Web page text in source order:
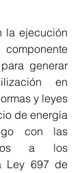
la ejecución
generar
en
y leyes
de energía
con las
a los
Ley 697 de